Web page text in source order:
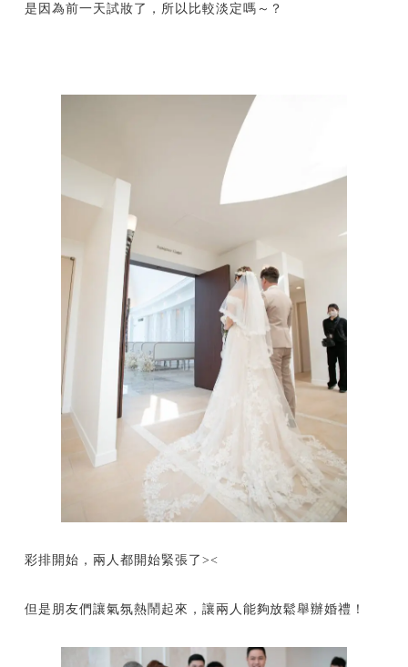
是因為前一天試妝了，所以比較淡定嗎～？
彩排開始，兩人都開始緊張了><
但是朋友們讓氣氛熱鬧起來，讓兩人能夠放鬆舉辦婚禮！